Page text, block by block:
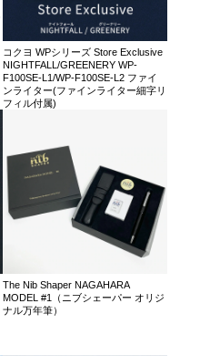
コクヨ WPシリーズ Store Exclusive
NIGHTFALL/GREENERY WP-
F100SE-L1/WP-F100SE-L2 ファイ
ンライター(ファインライター細字リ
フィル付属)
The Nib Shaper NAGAHARA
MODEL #1（ニブシェーパー オリジ
ナル万年筆）